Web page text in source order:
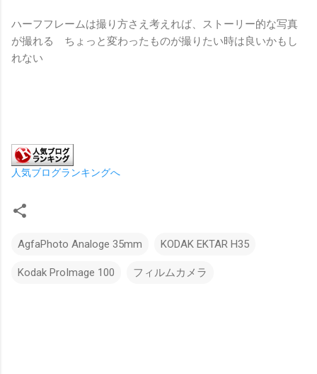
ハーフフレームは撮り方さえ考えれば、ストーリー的な写真
が撮れる ちょっと変わったものが撮りたい時は良いかもし
れない
人気ブログランキングへ
AgfaPhoto Analoge 35mm KODAK EKTAR H35
Kodak ProImage 100 フィルムカメラ